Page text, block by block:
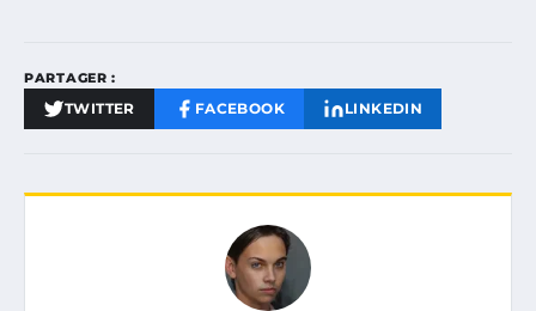
PARTAGER :
TWITTER FACEBOOK LINKEDIN